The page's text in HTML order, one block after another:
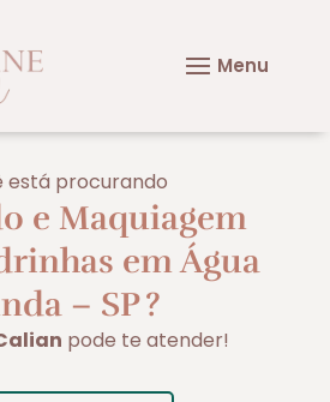
está procurando
e Maquiagem
em Água
– SP?
pode te atender!